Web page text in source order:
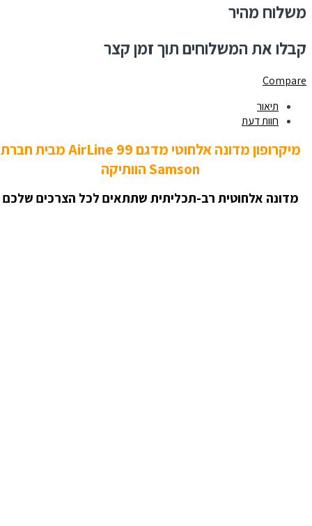
משלוח מהיר
קבלו את המשלוחים תוך זמן קצר
Compare
תיאור
חוות דעת
מיקרופון מדונה אלחוטי מדגם AirLine 99 מבית חברת
Samson הוותיקה
מדונה אלחוטית רב-תכליתית שתתאים לכל הצרכים שלכם